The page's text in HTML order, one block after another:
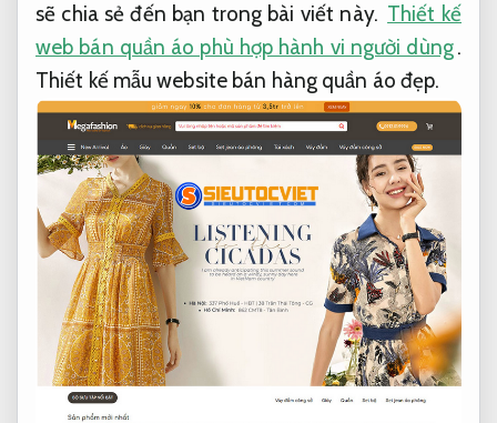
sẽ chia sẻ đến bạn trong bài viết này. Thiết kế
web bán quần áo phù hợp hành vi người dùng.
Thiết kế mẫu website bán hàng quần áo đẹp.